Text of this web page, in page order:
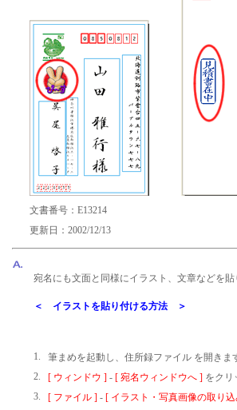
文書番号：E13214
更新日：2002/12/13
宛名にも文面と同様にイラスト、文章などを貼
＜ イラストを貼り付ける方法 ＞
1.
筆まめを起動し、住所録ファイル を開きま
2.
[ ウィンドウ ] - [ 宛名ウィンドウへ ] をクリ
3.
[ ファイル ] - [ イラスト・写真画像の取り込